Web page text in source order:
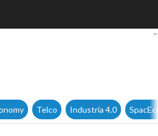
news, Barachini:
Telco Industria 4.0